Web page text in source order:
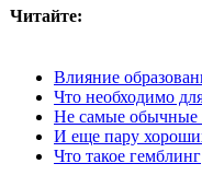
Читайте:
Влияние
Что необходимо
Не самые обычные
И еще пару
Что такое гемблинг